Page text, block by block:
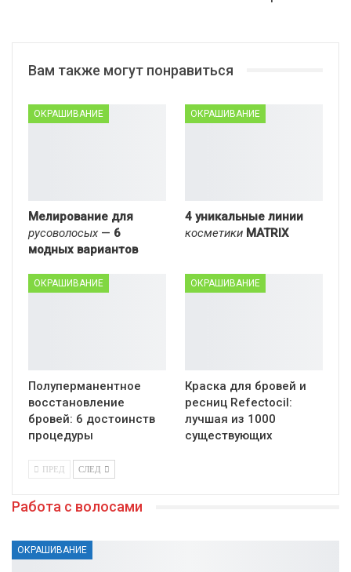
Вам также могут понравиться
ОКРАШИВАНИЕ
Мелирование для
русоволосых — 6
модных вариантов
ОКРАШИВАНИЕ
4 уникальные линии
косметики MATRIX
ОКРАШИВАНИЕ
Полуперманентное
восстановление
бровей: 6 достоинств
процедуры
ОКРАШИВАНИЕ
Краска для бровей и
ресниц Refectocil:
лучшая из 1000
существующих
ПРЕД СЛЕД
Работа с волосами
ОКРАШИВАНИЕ